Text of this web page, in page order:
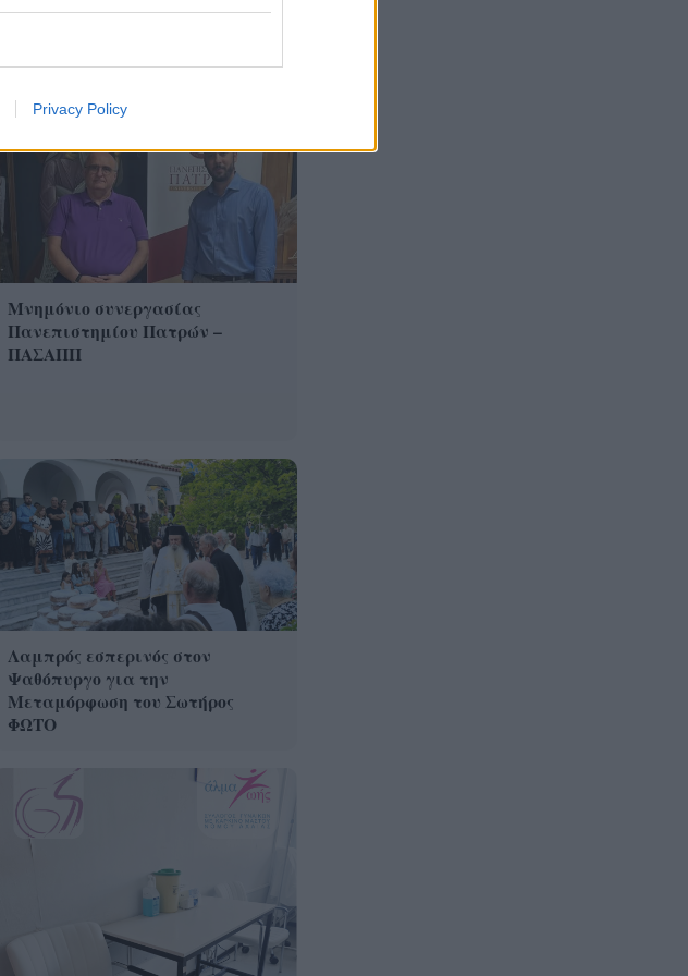
Privacy Policy
Μνημόνιο συνεργασίας
Πανεπιστημίου Πατρών –
ΠΑΣΑΠΠ
Λαμπρός εσπερινός στον
Ψαθόπυργο για την
Μεταμόρφωση του Σωτήρος
ΦΩΤΟ